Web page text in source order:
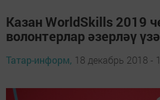
Казан WorldSkills 2019
волонтерлар әзерләү
Татар-информ, 18 декабрь 2018 -